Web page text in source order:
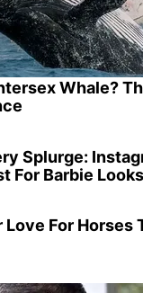
Whale?
Splurge:
For Barbie Looks
Love For Horses